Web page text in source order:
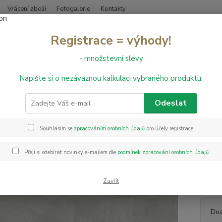
Vrácení zboží Fotogalerie Kontakty
Hledat
Vinylové podlahy LEPENÉ Vinylová podlaha Experto LVT 30
podlaha Experto LVT 30
let
vám
Registrace = výhody!
- množstevní slevy
Napište si o nezávaznou kalkulaci vybraného produktu.
Odeslat
Souhlasím se zpracováním osobních údajůpro účely registrace.
Přeji si odebírat novinky e-mailem dle podmínek zpracování osobních údajů.
Zavřít